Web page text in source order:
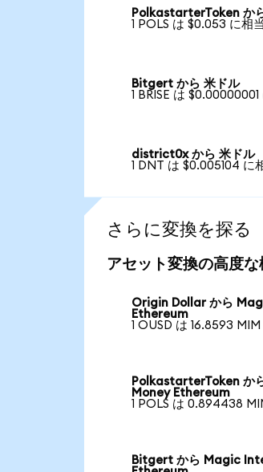
PolkastarterToken か
1 POLS は $0.053 に相当
Bitgert から 米ドル
1 BRISE は $0.00000001
district0x から 米ドル
1 DNT は $0.005104 に
さらに変換を探る
アセット変換の高度な
Origin Dollar から
Ethereum
1 OUSD は 16.8593 MIM
PolkastarterToken か
Money Ethereum
1 POLS は 0.894438
Bitgert から Magic